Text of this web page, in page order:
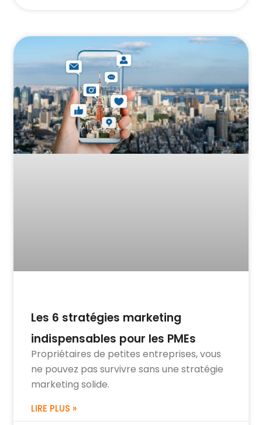
Les 6 stratégies marketing
indispensables pour les PMEs
Propriétaires de petites entreprises, vous
ne pouvez pas survivre sans une stratégie
marketing solide.
LIRE PLUS »